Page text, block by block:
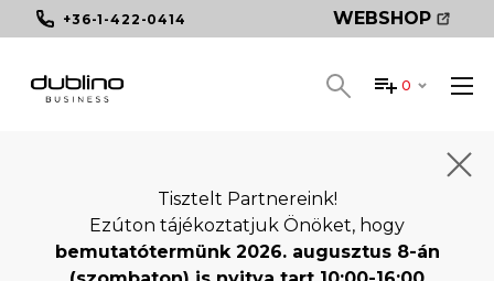
+36-1-422-0414 WEBSHOP
0
Tisztelt Partnereink!
Ezúton tájékoztatjuk Önöket, hogy
bemutatótermünk 2026. augusztus 8-án